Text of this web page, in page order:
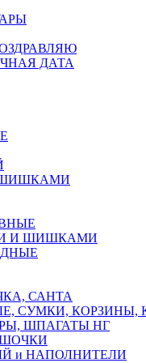
ДАТА
ШИШКАМИ
И ШИШКАМИ
САНТА
СУМКИ,
ШПАГАТЫ НГ
и НАПОЛНИТЕЛИ